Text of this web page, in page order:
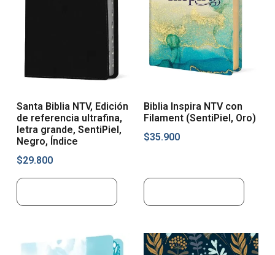
Santa Biblia NTV, Edición
de referencia ultrafina,
letra grande, SentiPiel,
Negro, Índice
$29.800
Biblia Inspira NTV con
Filament (SentiPiel, Oro)
$35.900